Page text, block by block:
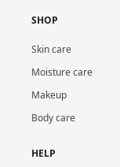
SHOP
Skin care
Moisture care
Makeup
Body care
HELP